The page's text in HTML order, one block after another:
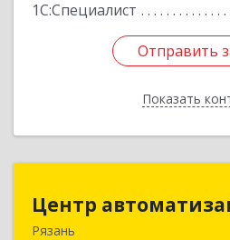
1С:Специалист
Отправить
Показать
Отправить
Назад
Центр
Рязань